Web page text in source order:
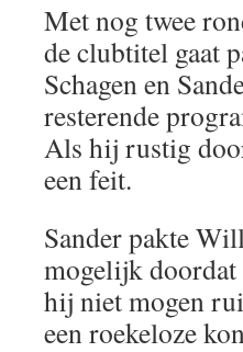
Met nog twee
de clubtitel gaat
Schagen en
resterende
Als hij rustig
een feit.
Sander pakte
mogelijk doordat
hij niet mogen
een roekeloze